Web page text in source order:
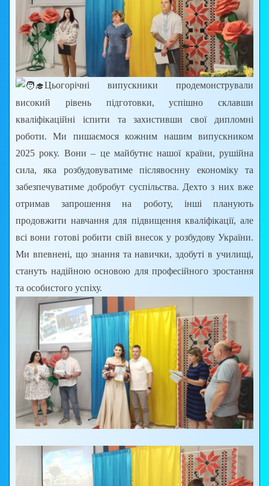
Цьогорічні випускники продемонстрували
високий рівень підготовки, успішно склавши
кваліфікаційні іспити та захистивши свої дипломні
роботи. Ми пишаємося кожним нашим випускником
2025 року. Вони – це майбутнє нашої країни, рушійна
сила, яка розбудовуватиме післявоєнну економіку та
забезпечуватиме добробут суспільства. Дехто з них вже
отримав запрошення на роботу, інші планують
продовжити навчання для підвищення кваліфікації, але
всі вони готові робити свій внесок у розбудову України.
Ми впевнені, що знання та навички, здобуті в училищі,
стануть надійною основою для професійного зростання
та особистого успіху.